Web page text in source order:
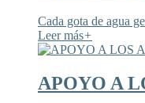
Cada gota de agua
Leer más+
APOYO A